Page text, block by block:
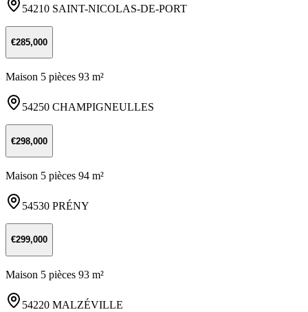
54210 SAINT-NICOLAS-DE-PORT
€285,000
Maison 5 pièces 93 m²
54250 CHAMPIGNEULLES
€298,000
Maison 5 pièces 94 m²
54530 PRÉNY
€299,000
Maison 5 pièces 93 m²
54220 MALZÉVILLE